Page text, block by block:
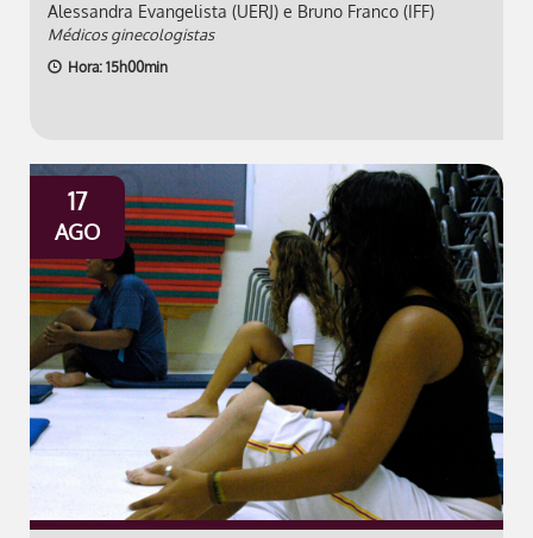
Alessandra Evangelista (UERJ) e Bruno Franco (IFF)
Médicos ginecologistas
Hora: 15h00min
17
AGO